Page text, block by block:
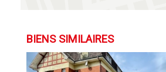
BIENS SIMILAIRES